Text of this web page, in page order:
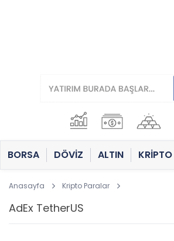
BORSA DÖVİZ ALTIN KRİPTO
Anasayfa Kripto Paralar